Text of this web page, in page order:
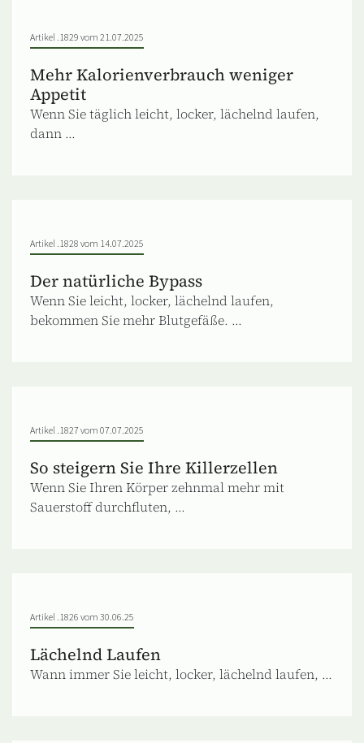
Artikel .1829 vom 21.07.2025
Mehr Kalorienverbrauch weniger
Appetit
Wenn Sie täglich leicht, locker, lächelnd laufen,
dann ...
Artikel .1828 vom 14.07.2025
Der natürliche Bypass
Wenn Sie leicht, locker, lächelnd laufen,
bekommen Sie mehr Blutgefäße. ...
Artikel .1827 vom 07.07.2025
So steigern Sie Ihre Killerzellen
Wenn Sie Ihren Körper zehnmal mehr mit
Sauerstoff durchfluten, ...
Artikel .1826 vom 30.06.25
Lächelnd Laufen
Wann immer Sie leicht, locker, lächelnd laufen, ...